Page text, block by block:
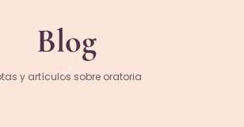
Blog
y artículos sobre oratoria